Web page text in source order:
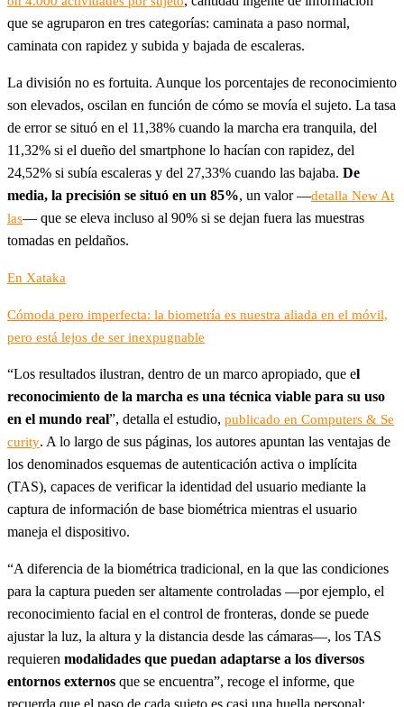
que se agruparon en tres categorías: caminata a paso normal,
caminata con rapidez y subida y bajada de escaleras.
La división no es fortuita. Aunque los porcentajes de reconocimiento
son elevados, oscilan en función de cómo se movía el sujeto. La tasa
de error se situó en el 11,38% cuando la marcha era tranquila, del
11,32% si el dueño del smartphone lo hacían con rapidez, del
24,52% si subía escaleras y del 27,33% cuando las bajaba. De
media, la precisión se situó en un 85%, un valor —detalla New At
las— que se eleva incluso al 90% si se dejan fuera las muestras
tomadas en peldaños.
En Xataka
Cómoda pero imperfecta: la biometría es nuestra aliada en el móvil,
pero está lejos de ser inexpugnable
“Los resultados ilustran, dentro de un marco apropiado, que el
reconocimiento de la marcha es una técnica viable para su uso
en el mundo real”, detalla el estudio, publicado en Computers & Se
curity. A lo largo de sus páginas, los autores apuntan las ventajas de
los denominados esquemas de autenticación activa o implícita
(TAS), capaces de verificar la identidad del usuario mediante la
captura de información de base biométrica mientras el usuario
maneja el dispositivo.
“A diferencia de la biométrica tradicional, en la que las condiciones
para la captura pueden ser altamente controladas —por ejemplo, el
reconocimiento facial en el control de fronteras, donde se puede
ajustar la luz, la altura y la distancia desde las cámaras—, los TAS
requieren modalidades que puedan adaptarse a los diversos
entornos externos que se encuentra”, recoge el informe, que
recuerda que el paso de cada sujeto es casi una huella personal: